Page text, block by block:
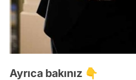
Ayrıca bakınız 👇